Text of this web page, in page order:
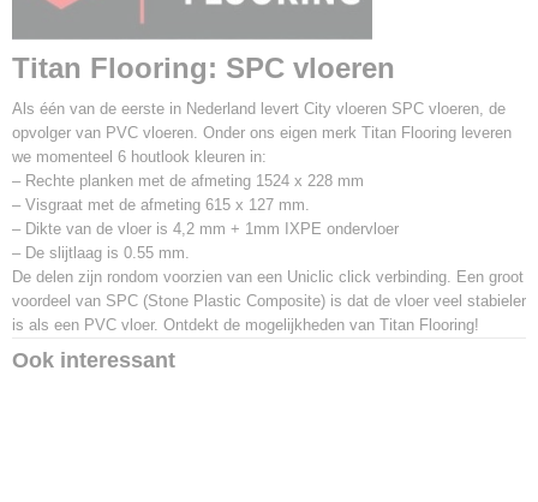
Titan Flooring: SPC vloeren
Als één van de eerste in Nederland levert City vloeren SPC vloeren, de
opvolger van PVC vloeren. Onder ons eigen merk Titan Flooring leveren
we momenteel 6 houtlook kleuren in:
– Rechte planken met de afmeting 1524 x 228 mm
– Visgraat met de afmeting 615 x 127 mm.
– Dikte van de vloer is 4,2 mm + 1mm IXPE ondervloer
– De slijtlaag is 0.55 mm.
De delen zijn rondom voorzien van een Uniclic click verbinding. Een groot
voordeel van SPC (Stone Plastic Composite) is dat de vloer veel stabieler
is als een PVC vloer. Ontdekt de mogelijkheden van Titan Flooring!
Ook interessant